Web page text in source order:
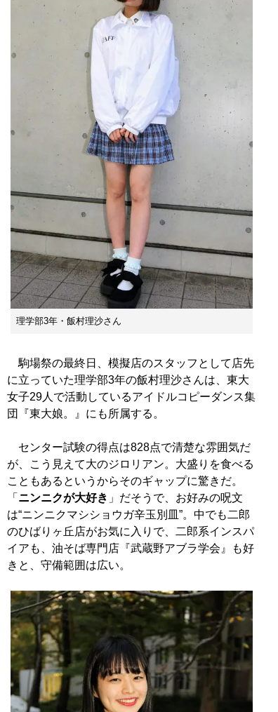
理学部3年・飯村理沙さん
駒場祭の最終日、模擬店のスタッフとして店先
に立っていた理学部3年の飯村理沙さんは、東大
女子29人で活動しているアイドルコピーダンス集
団『東大娘。』にも所属する。
センター試験の得点は828点で清楚な雰囲気だ
が、こう見えて大のジロリアン。大盛りを食べる
こともあるというからそのギャップに驚きだ。
「 ニンニクが大好き 」だそうで、お好みの呪文
は“ニンニクマシショウガ辛玉別皿”。中でも二郎
のひばりヶ丘店がお気に入りで、二郎系インスパ
イアも、油そば専門店『武蔵野アブラ学会』も好
きと、守備範囲は広い。